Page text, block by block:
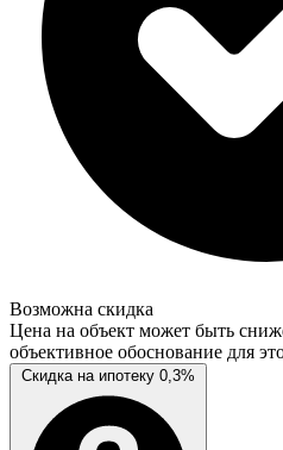
Возможна скидка
Цена на объект может быть
объективное обоснование для
Скидка на ипотеку 0,3%